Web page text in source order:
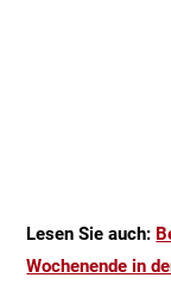
Lesen Sie auch:
Wochenende in